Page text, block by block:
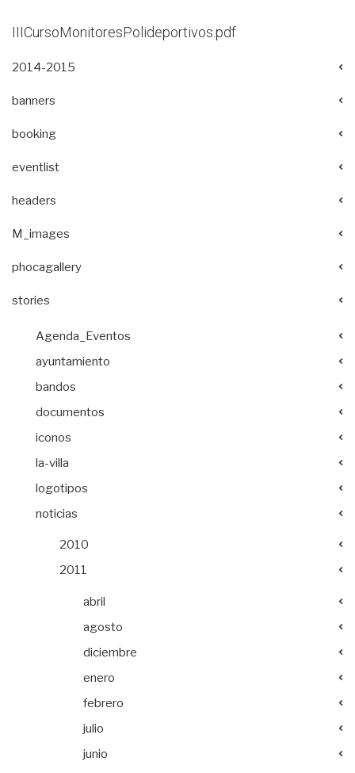
IIICursoMonitoresPolideportivos.pdf
2014-2015
banners
booking
eventlist
headers
M_images
phocagallery
stories
Agenda_Eventos
ayuntamiento
bandos
documentos
iconos
la-villa
logotipos
noticias
2010
2011
abril
agosto
diciembre
enero
febrero
julio
junio